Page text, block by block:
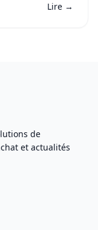
Lire →
de
et actualités